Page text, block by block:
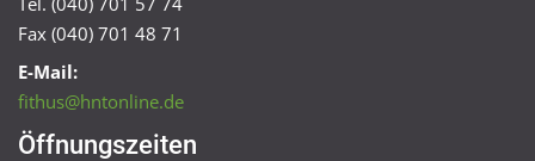
Fax (040) 701 48 71
E-Mail:
fithus@hntonline.de
Öffnungszeiten